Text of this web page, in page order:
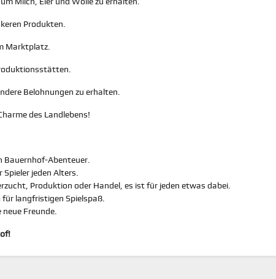
Milch, Eier und Wolle zu erhalten.
Produkten.
Marktplatz.
Belohnungen zu erhalten.
des Landlebens!
Bauernhof-Abenteuer.
Spieler jeden Alters.
Produktion oder Handel, es ist für jeden etwas dabei.
für langfristigen Spielspaß.
Freunde.